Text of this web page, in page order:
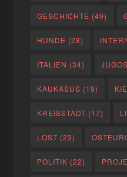
GESCHICHTE (49)
HUNDE (28)
ITALIEN (34)
KAUKASUS (19)
KREISSTADT (17)
LOST (23)
POLITIK (22)